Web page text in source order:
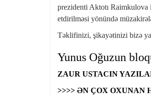
prezidenti Aktotı Raimkulova
etdirilməsi yönündə
Təklifinizi, şikayətinizi bizə
Yunus Oğuzun
ZAUR USTACIN
>>>> ƏN ÇOX OXUNAN